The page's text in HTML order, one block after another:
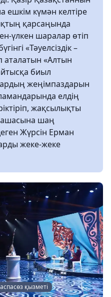
күмән келтіре
қарсаңында
үлкен шаралар өтіп
«Тәуелсіздік –
аталатын «Алтын
биыл
жеңімпаздарын
елдің
жақсылықты
шаң
Жүрсін Ерман
жеке-жеке
қызметі